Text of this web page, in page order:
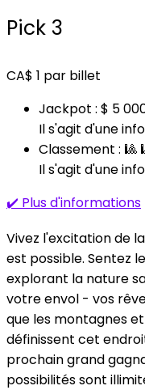
Pick 3
CA$ 1 par billet
Jackpot : $ 5
Il s'agit d'une
Classement : 🎱
Il s'agit d'une
✔️ Plus d'informations
Vivez l'excitation de
est possible. Sentez
explorant la nature
votre envol - vos
que les montagnes
définissent cet
prochain grand
possibilités sont